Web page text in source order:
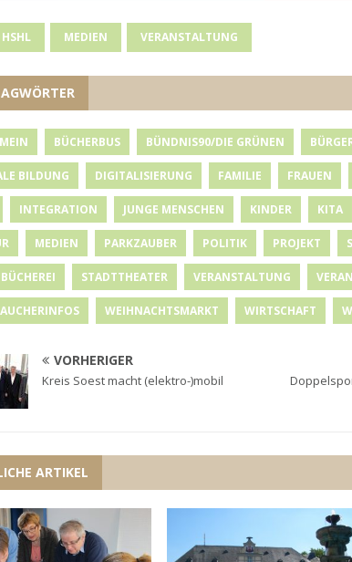
HSHL MEDIEN VERANSTALTUNG
BÜCHERBUS BÜNDNIS90/DIE GRÜNEN
BILDUNG DIGITALISIERUNG FAMILIE FRAUEN
INTEGRATION JUNGE MENSCHEN KINDER KITA
MEDIEN PARKZAUBER POLITIK PROJEKT
STADTTHEATER VERANSTALTUNG
WEIHNACHTSMARKT WIRTSCHAFT
VORHERIGER
Kreis Soest macht (elektro-)mobil
ARTIKEL